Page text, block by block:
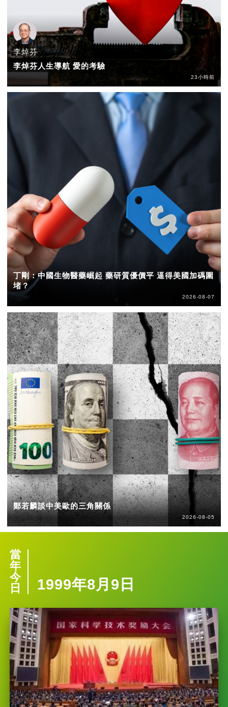
李焯芬
李焯芬人生導航 愛的考驗
23小時前
丁剛：中國生物醫藥崛起 藥研質優價平 逼得美國加碼圍
堵？
2026-08-07
鄭若麟談中美歐的三角關係
2026-08-05
當
年
今
日
1999年8月9日